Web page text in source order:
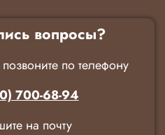
вопросы?
по телефону
700-68-94
на почту